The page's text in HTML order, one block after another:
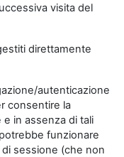
visita del
direttamente
autenticazione
consentire la
e in assenza di tali
funzionare
sessione (che non